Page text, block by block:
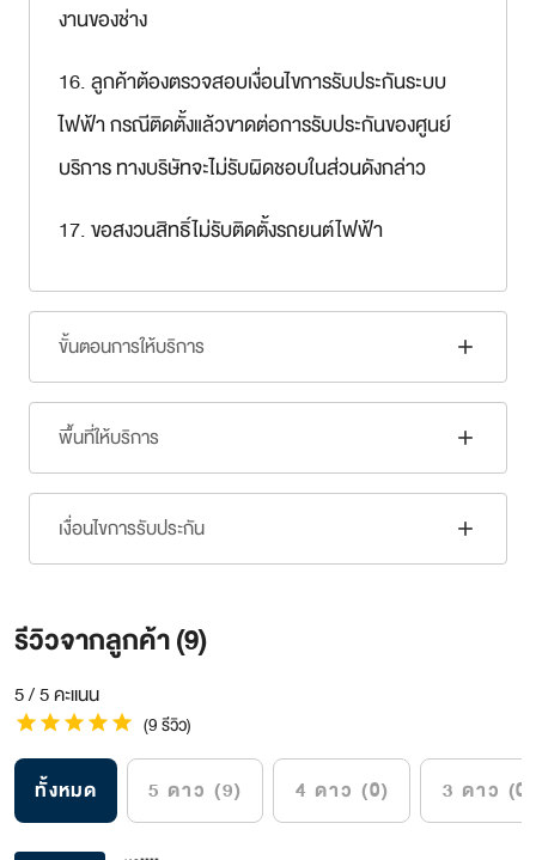
งานของช่าง
16. ลูกค้าต้องตรวจสอบเงื่อนไขการรับประกันระบบ
ไฟฟ้า กรณีติดตั้งแล้วขาดต่อการรับประกันของศูนย์
บริการ ทางบริษัทจะไม่รับผิดชอบในส่วนดังกล่าว
17. ขอสงวนสิทธิ์ไม่รับติดตั้งรถยนต์ไฟฟ้า
ขั้นตอนการให้บริการ add
พื้นที่ให้บริการ add
เงื่อนไขการรับประกัน add
รีวิวจากลูกค้า (9)
5 / 5 คะแนน
star star star star star (9 รีวิว)
ทั้งหมด 5 ดาว (9) 4 ดาว (0) 3 ดาว (0)